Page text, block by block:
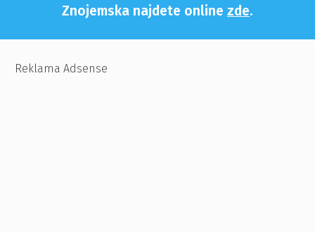
Znojemska najdete online zde.
Reklama Adsense